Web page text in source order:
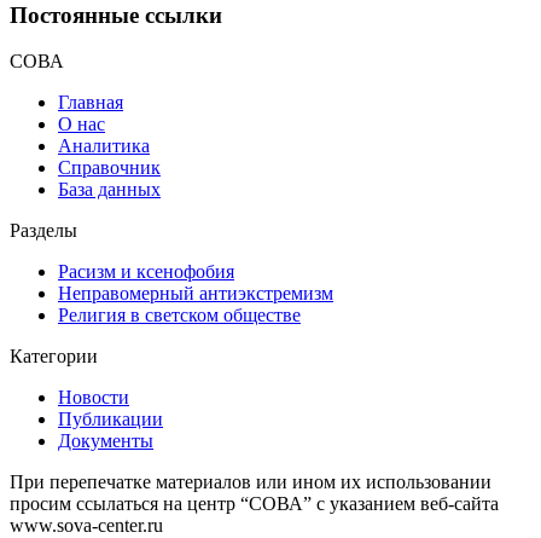
Постоянные ссылки
СОВА
Главная
О нас
Аналитика
Справочник
База данных
Разделы
Расизм и ксенофобия
Неправомерный антиэкстремизм
Религия в светском обществе
Категории
Новости
Публикации
Документы
При перепечатке материалов или ином их использовании
просим ссылаться на центр “СОВА” с указанием веб-сайта
www.sova-center.ru